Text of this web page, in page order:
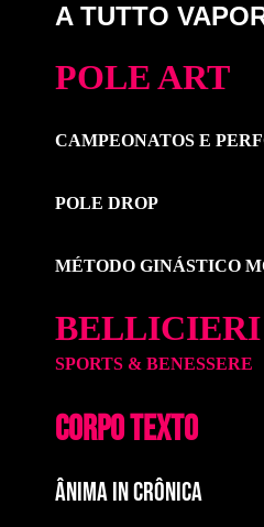
A TUTTO
POLE ART
CAMPEONATOS E
POLE DROP
MÉTODO GINÁSTICO
BELLICIERI
SPORTS & BENESSERE
CORPO TEXTO
ÂNIMA IN CRÔNICA